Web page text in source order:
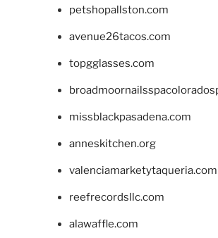
petshopallston.com
avenue26tacos.com
topgglasses.com
missblackpasadena.com
anneskitchen.org
valenciamarketytaqueria.com
reefrecordsllc.com
alawaffle.com